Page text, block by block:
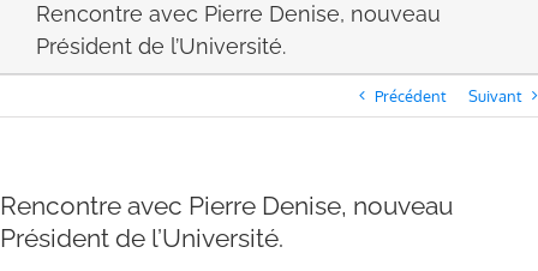
Rencontre avec Pierre Denise, nouveau
Président de l’Université.
Précédent Suivant
Rencontre avec Pierre Denise, nouveau
Président de l’Université.